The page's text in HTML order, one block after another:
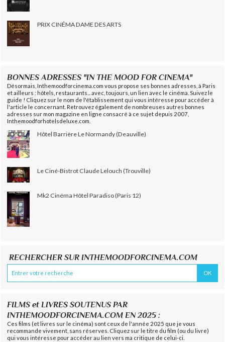
PRIX CINÉMA DAME DES ARTS
BONNES ADRESSES "IN THE MOOD FOR CINEMA"
Désormais, Inthemoodforcinema.com vous propose ses bonnes adresses, à Paris
et ailleurs : hôtels, restaurants... avec, toujours, un lien avec le cinéma. Suivez le
guide ! Cliquez sur le nom de l'établissement qui vous intéresse pour accéder à
l'article le concernant. Retrouvez également de nombreuses autres bonnes
adresses sur mon magazine en ligne consacré à ce sujet depuis 2007,
Inthemoodforhotelsdeluxe.com.
Hôtel Barrière Le Normandy (Deauville)
Le Ciné-Bistrot Claude Lelouch (Trouville)
Mk2 Cinéma Hôtel Paradiso (Paris 12)
RECHERCHER SUR INTHEMOODFORCINEMA.COM
FILMS et LIVRES SOUTENUS PAR
INTHEMOODFORCINEMA.COM EN 2025 :
Ces films (et livres sur le cinéma) sont ceux de l'année 2025 que je vous
recommande vivement, sans réserves. Cliquez sur le titre du film (ou du livre)
qui vous intéresse pour accéder au lien vers ma critique de celui-ci.